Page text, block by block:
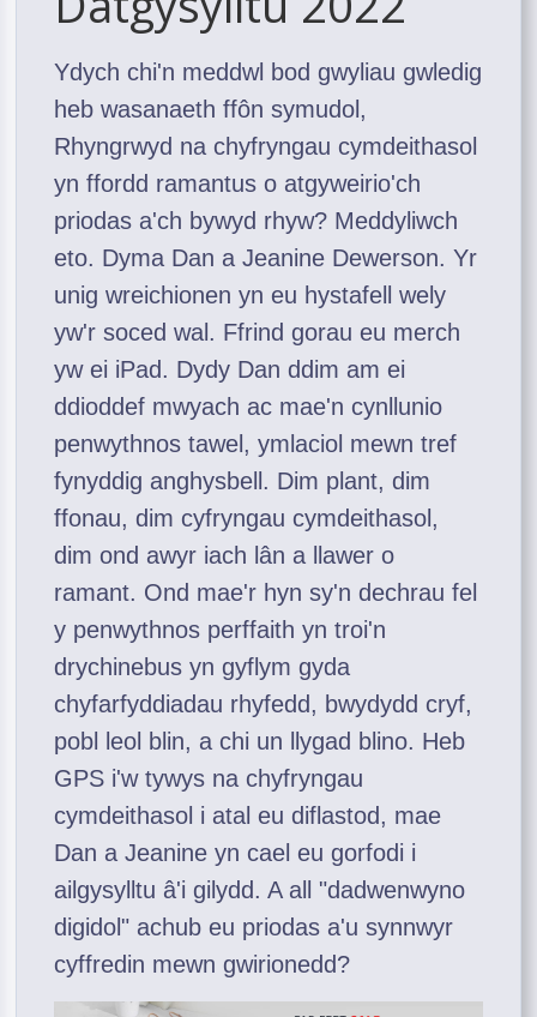
Ydych chi'n meddwl bod gwyliau gwledig
heb wasanaeth ffôn symudol,
Rhyngrwyd na chyfryngau cymdeithasol
yn ffordd ramantus o atgyweirio'ch
priodas a'ch bywyd rhyw? Meddyliwch
eto. Dyma Dan a Jeanine Dewerson. Yr
unig wreichionen yn eu hystafell wely
yw'r soced wal. Ffrind gorau eu merch
yw ei iPad. Dydy Dan ddim am ei
ddioddef mwyach ac mae'n cynllunio
penwythnos tawel, ymlaciol mewn tref
fynyddig anghysbell. Dim plant, dim
ffonau, dim cyfryngau cymdeithasol,
dim ond awyr iach lân a llawer o
ramant. Ond mae'r hyn sy'n dechrau fel
y penwythnos perffaith yn troi'n
drychinebus yn gyflym gyda
chyfarfyddiadau rhyfedd, bwydydd cryf,
pobl leol blin, a chi un llygad blino. Heb
GPS i'w tywys na chyfryngau
cymdeithasol i atal eu diflastod, mae
Dan a Jeanine yn cael eu gorfodi i
ailgysylltu â'i gilydd. A all "dadwenwyno
digidol" achub eu priodas a'u synnwyr
cyffredin mewn gwirionedd?